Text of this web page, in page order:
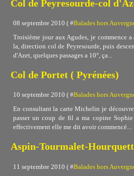
Col de Peyresourde-col
08 septembre 2010 ( #Balades hors
Troisième jour aux Agudes, je commence
la, direction col de Peyresourde, puis
d'Azet, quelques passages a 10°, ça...
Col de Portet ( Pyrénées)
10 septembre 2010 ( #Balades hors
En consultant la carte Michelin je
passer un coup de fil a ma copine
effectivement elle me dit avoir commencé...
Aspin-Tourmalet-
11 septembre 2010 ( #Balades hors